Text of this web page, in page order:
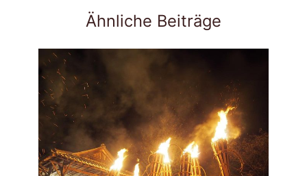
Ähnliche Beiträge